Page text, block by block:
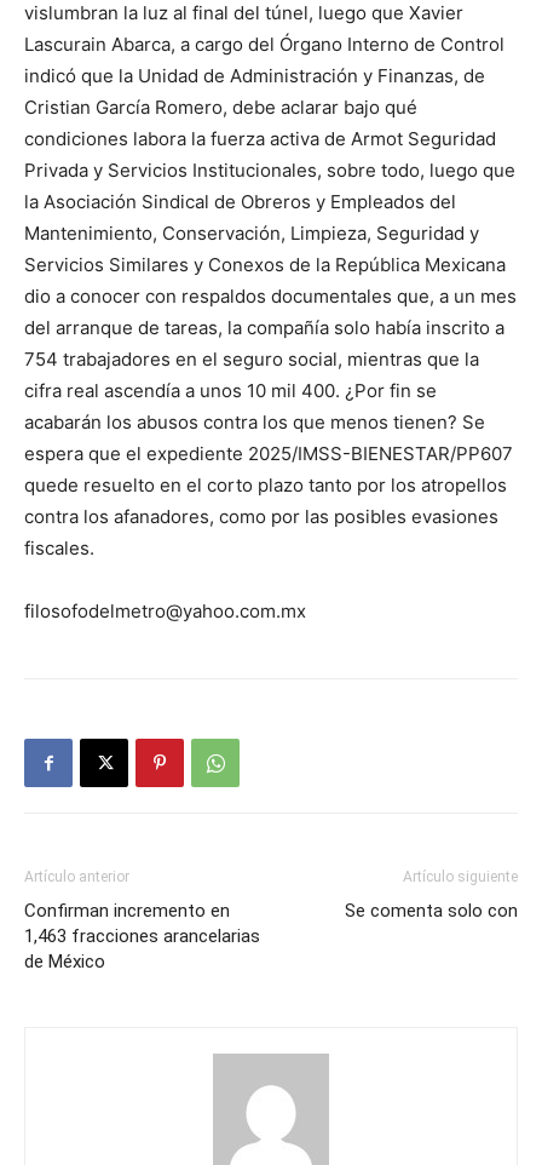
vislumbran la luz al final del túnel, luego que Xavier
Lascurain Abarca, a cargo del Órgano Interno de Control
indicó que la Unidad de Administración y Finanzas, de
Cristian García Romero, debe aclarar bajo qué
condiciones labora la fuerza activa de Armot Seguridad
Privada y Servicios Institucionales, sobre todo, luego que
la Asociación Sindical de Obreros y Empleados del
Mantenimiento, Conservación, Limpieza, Seguridad y
Servicios Similares y Conexos de la República Mexicana
dio a conocer con respaldos documentales que, a un mes
del arranque de tareas, la compañía solo había inscrito a
754 trabajadores en el seguro social, mientras que la
cifra real ascendía a unos 10 mil 400. ¿Por fin se
acabarán los abusos contra los que menos tienen? Se
espera que el expediente 2025/IMSS-BIENESTAR/PP607
quede resuelto en el corto plazo tanto por los atropellos
contra los afanadores, como por las posibles evasiones
fiscales.
filosofodelmetro@yahoo.com.mx
Artículo anterior
Confirman incremento en
1,463 fracciones arancelarias
de México
Artículo siguiente
Se comenta solo con